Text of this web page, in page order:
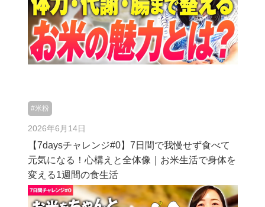
#米粉
2026年6月14日
【7daysチャレンジ#0】7日間で我慢せず食べて
元気になる！心構えと全体像｜お米生活で身体を
変える1週間の食生活